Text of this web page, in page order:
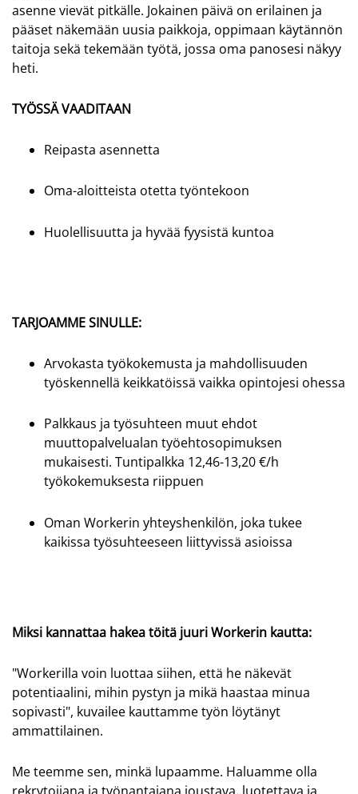
asenne vievät pitkälle. Jokainen päivä on erilainen ja
pääset näkemään uusia paikkoja, oppimaan käytännön
taitoja sekä tekemään työtä, jossa oma panosesi näkyy
heti.
TYÖSSÄ VAADITAAN
Reipasta asennetta
Oma-aloitteista otetta työntekoon
Huolellisuutta ja hyvää fyysistä kuntoa
TARJOAMME SINULLE:
Arvokasta työkokemusta ja mahdollisuuden
työskennellä keikkatöissä vaikka opintojesi ohessa
Palkkaus ja työsuhteen muut ehdot
muuttopalvelualan työehtosopimuksen
mukaisesti. Tuntipalkka 12,46-13,20 €/h
työkokemuksesta riippuen
Oman Workerin yhteyshenkilön, joka tukee
kaikissa työsuhteeseen liittyvissä asioissa
Miksi kannattaa hakea töitä juuri Workerin kautta:
"Workerilla voin luottaa siihen, että he näkevät
potentiaalini, mihin pystyn ja mikä haastaa minua
sopivasti", kuvailee kauttamme työn löytänyt
ammattilainen.
Me teemme sen, minkä lupaamme. Haluamme olla